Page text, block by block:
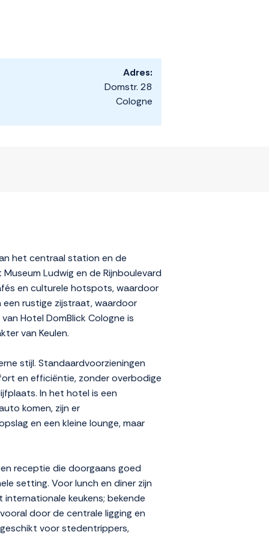
Adres:
Domstr. 28
Cologne
het centraal station en de
Ludwig en de Rijnboulevard
en culturele hotspots, waardoor
een rustige zijstraat, waardoor
Hotel DomBlick Cologne is
van Keulen.
stijl. Standaardvoorzieningen
en efficiëntie, zonder overbodige
In het hotel is een
komen, zijn er
en een kleine lounge, maar
receptie die doorgaans goed
setting. Voor lunch en diner zijn
keukens; bekende
door de centrale ligging en
voor stedentrippers,